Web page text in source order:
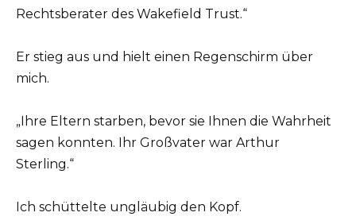
Rechtsberater des Wakefield Trust.“
Er stieg aus und hielt einen Regenschirm über
mich.
„Ihre Eltern starben, bevor sie Ihnen die Wahrheit
sagen konnten. Ihr Großvater war Arthur
Sterling.“
Ich schüttelte ungläubig den Kopf.